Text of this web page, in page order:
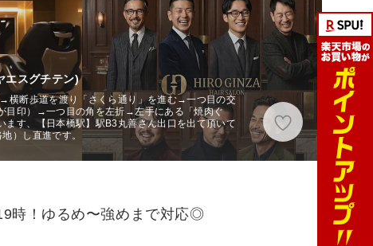
エスグチテン)
横断歩道を渡り「さくら通り」を進む→一つ目の交
目印）→一つ目の角を左折→左手にある「焼肉ぐ
ます、【日本橋駅】駅B3丸善さん出口を出て頂いて
）し直進です。
時！ゆるめ〜強めまで対応◎